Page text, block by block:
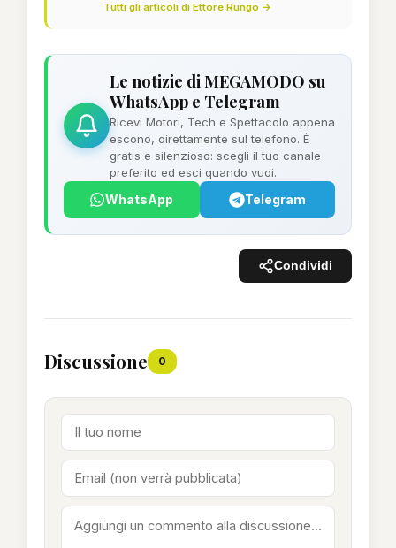
Tutti gli articoli di Ettore Rungo →
Le notizie di MEGAMODO su
WhatsApp e Telegram
Ricevi Motori, Tech e Spettacolo appena
escono, direttamente sul telefono. È
gratis e silenzioso: scegli il tuo canale
preferito ed esci quando vuoi.
WhatsApp Telegram
Condividi
Discussione 0